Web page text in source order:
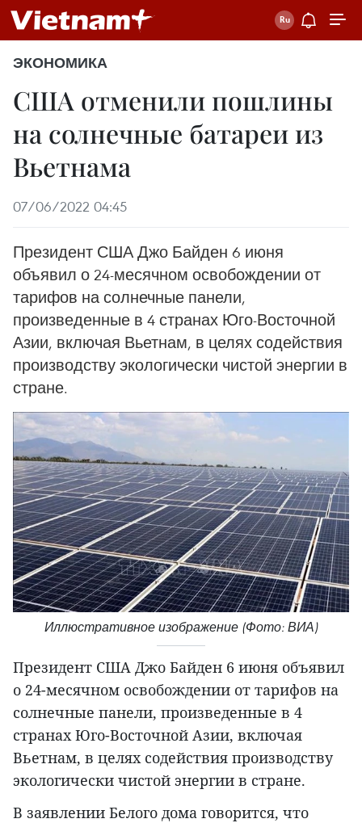
ЭКОНОМИКА
США отменили пошлины
на солнечные батареи из
Вьетнама
07/06/2022 04:45
Президент США Джо Байден 6 июня
объявил о 24-месячном освобождении от
тарифов на солнечные панели,
произведенные в 4 странах Юго-Восточной
Азии, включая Вьетнам, в целях содействия
производству экологически чистой энергии в
стране.
Иллюстративное изображение (Фото: ВИА)
Президент США Джо Байден 6 июня объявил
о 24-месячном освобождении от тарифов на
солнечные панели, произведенные в 4
странах Юго-Восточной Азии, включая
Вьетнам, в целях содействия производству
экологически чистой энергии в стране.
В заявлении Белого дома говорится, что